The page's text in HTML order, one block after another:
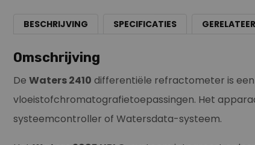
BESCHRIJVING SPECIFICATIES
Omschrijving
De Waters 2410 differentiële refractometer is
vloeistofchromatografietoepassingen. Het
systeemcontroller of Watersdata-systeem.